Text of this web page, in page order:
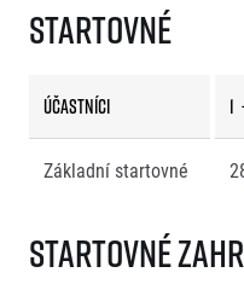
Startovné
Účastníci 1
Základní startovné
Startovné